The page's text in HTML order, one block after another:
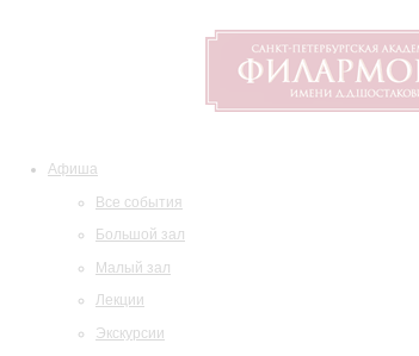
Афиша
Все события
Большой зал
Малый зал
Лекции
Экскурсии